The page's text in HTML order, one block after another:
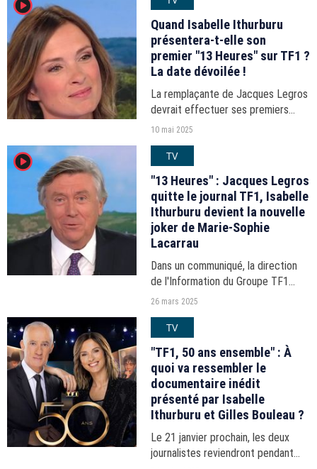
player2
Quand Isabelle Ithurburu
présentera-t-elle son
premier "13 Heures" sur TF1 ?
La date dévoilée !
La remplaçante de Jacques Legros
devrait effectuer ses premiers
lancements au cours de l'été 2025,
Sophie Lacarrau.
10 mai 2025
player2 TV
"13 Heures" : Jacques Legros
quitte le journal TF1, Isabelle
Ithurburu devient la nouvelle
joker de Marie-Sophie
Lacarrau
Dans un communiqué, la direction
de l'Information du Groupe TF1
dirigée par Thierry Thuillier annonce
pour l'édition du 13H présentée par
Marie-Sophie...
26 mars 2025
TV
"TF1, 50 ans ensemble" : À
quoi va ressembler le
documentaire inédit
présenté par Isabelle
Ithurburu et Gilles Bouleau ?
Le 21 janvier prochain, les deux
journalistes reviendront pendant